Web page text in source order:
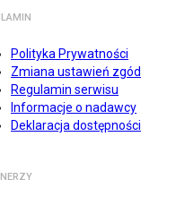
Polityka Prywatności
Zmiana ustawień zgód
Regulamin serwisu
Informacje o nadawcy
Deklaracja dostępności